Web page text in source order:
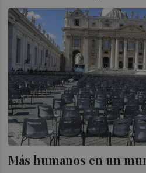
Más humanos en un